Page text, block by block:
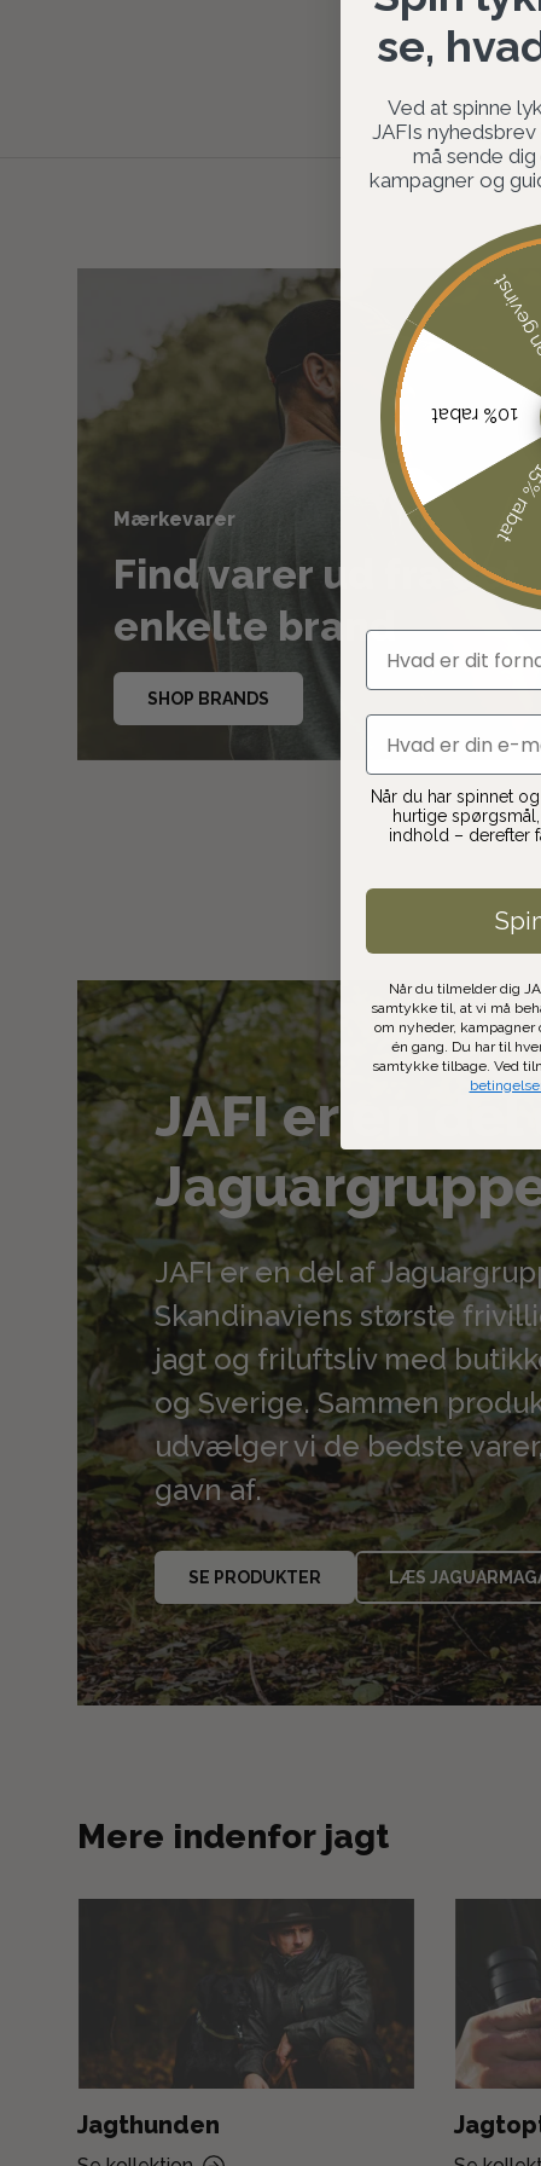
Mærkevarer
Find varer ud fra det
enkelte brand
SHOP BRANDS
JAFI er en del
JAFI er en del af
Skandinaviens største
jagt og friluftsliv med
og Sverige. Sammen
udvælger vi de bedste
gavn af.
SE PRODUKTER LÆS
Mere indenfor jagt
Jagthunden
se,
Ved at spinne
JAFIs
må sende
kampagner og
15%
10% rabat
fornavn
email
Når du har spinnet
hurtige
indhold – derefter
Når du tilmelder dig
samtykke til, at vi må
om nyheder,
én gang. Du har til
samtykke tilbage. Ved